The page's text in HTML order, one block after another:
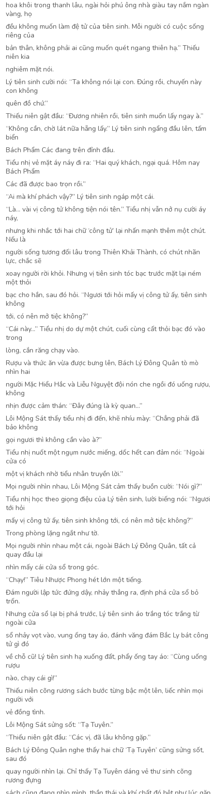
hoa khôi trong thanh lâu, ngài hỏi phú ông nhà giàu tay nắm ngàn
vàng, họ
đều không muốn làm đệ tử của tiên sinh. Mỗi người có cuộc sống
riêng của
bản thân, không phải ai cũng muốn quét ngang thiên hạ.” Thiếu
niên kia
nghiêm mặt nói.
Lý tiên sinh cười nói: “Ta không nói lại con. Đúng rồi, chuyến này
con không
quên đồ chứ.”
Thiếu niên gật đầu: “Đương nhiên rồi, tiên sinh muốn lấy ngay à.”
“Không cần, chờ lát nữa hẵng lấy.” Lý tiên sinh ngẩng đầu lên, tấm
biển
Bách Phẩm Các đang trên đỉnh đầu.
Tiểu nhị vẻ mặt áy náy đi ra: “Hai quý khách, ngại quá. Hôm nay
Bách Phẩm
Các đã được bao trọn rồi.”
“Ai mà khí phách vậy?” Lý tiên sinh ngáp một cái.
“Là… vài vị công tử không tiện nói tên.” Tiểu nhị vẫn nở nụ cười áy
náy,
nhưng khi nhắc tới hai chữ ‘công tử’ lại nhấn mạnh thêm một chút.
Nếu là
người sống tương đối lâu trong Thiên Khải Thành, có chút nhãn
lực, chắc sẽ
xoay người rời khỏi. Nhưng vị tiên sinh tóc bạc trước mặt lại ném
một thỏi
bạc cho hắn, sau đó hỏi. “Ngươi tới hỏi mấy vị công tử ấy, tiên sinh
không
tới, có nên mở tiệc không?”
“Cái này…” Tiểu nhị do dự một chút, cuối cùng cất thỏi bạc đó vào
trong
lòng, cắn răng chạy vào.
Rượu và thức ăn vừa được bưng lên, Bách Lý Đông Quân tò mò
nhìn hai
người Mặc Hiểu Hắc và Liễu Nguyệt đội nón che ngồi đó uống rượu,
không
nhịn được cảm thán: “Đây đúng là kỳ quan…”
Lôi Mộng Sát thấy tiểu nhị đi đến, khẽ nhíu mày: “Chẳng phải đã
bảo không
gọi ngươi thì không cần vào à?”
Tiểu nhị nuốt một ngụm nước miếng, dốc hết can đảm nói: “Ngoài
cửa có
một vị khách nhờ tiểu nhân truyền lời.”
Mọi người nhìn nhau, Lôi Mộng Sát cảm thấy buồn cười: “Nói gì?”
Tiểu nhị học theo giọng điệu của Lý tiên sinh, lười biếng nói: “Ngươi
tới hỏi
mấy vị công tử ấy, tiên sinh không tới, có nên mở tiệc không?”
Trong phòng lặng ngắt như tờ.
Mọi người nhìn nhau một cái, ngoài Bách Lý Đông Quân, tất cả
quay đầu lại
nhìn mấy cái cửa sổ trong góc.
“Chạy!” Tiêu Nhược Phong hét lớn một tiếng.
Đám người lập tức đứng dậy, nhảy thẳng ra, định phá cửa sổ bỏ
trốn.
Nhưng cửa sổ lại bị phá trước, Lý tiên sinh áo trắng tóc trắng từ
ngoài cửa
sổ nhảy vọt vào, vung ống tay áo, đánh văng đám Bắc Ly bát công
tử gì đó
về chỗ cũ! Lý tiên sinh hạ xuống đất, phẩy ống tay áo: “Cùng uống
rượu
nào, chạy cái gì!”
Thiếu niên cõng rương sách bước từng bậc một lên, liếc nhìn mọi
người với
vẻ đồng tình.
Lôi Mộng Sát sửng sốt: “Tạ Tuyên.”
“Thiếu niên gật đầu: “Các vị, đã lâu không gặp.”
Bách Lý Đông Quân nghe thấy hai chữ ‘Tạ Tuyên’ cũng sửng sốt,
sau đó
quay người nhìn lại. Chỉ thấy Tạ Tuyên dáng vẻ thư sinh cõng
rương đựng